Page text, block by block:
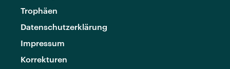
Trophäen
Datenschutzerklärung
Impressum
Korrekturen